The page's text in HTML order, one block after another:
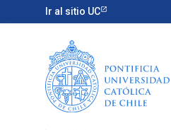
Ir al sitio UC